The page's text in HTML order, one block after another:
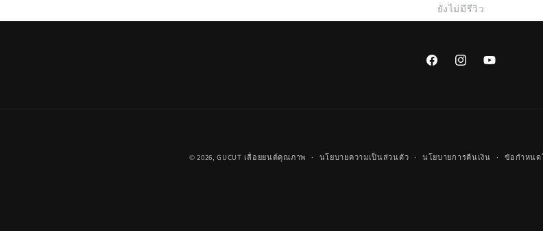
ยังไม่มีรีวิว
FacebookInstagramYouTube
© 2026,GUCUT เลื่อยยนต์คุณภาพ นโยบายความเป็นส่วนตัว นโยบายการคืนเงิน ข้อกำหนด